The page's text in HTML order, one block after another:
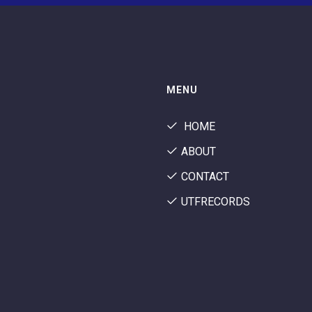
MENU
HOME
ABOUT
CONTACT
UTFRECORDS